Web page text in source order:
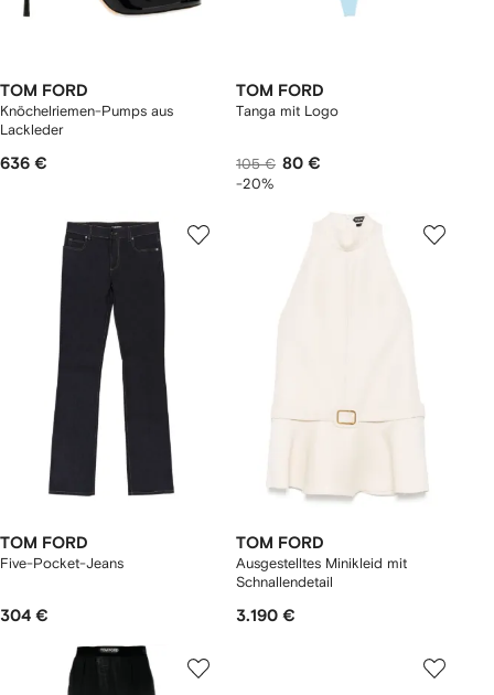
TOM FORD
Knöchelriemen-Pumps aus
Lackleder
636 €
TOM FORD
Tanga mit Logo
105 € 80 €
-20%
TOM FORD
Five-Pocket-Jeans
304 €
TOM FORD
Ausgestelltes Minikleid mit
Schnallendetail
3.190 €